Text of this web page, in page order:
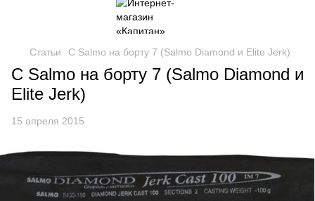
Статьи С Salmo на борту 7 (Salmo Diamond и Elite Jerk)
С Salmo на борту 7 (Salmo Diamond и
Elite Jerk)
15 апреля 2015